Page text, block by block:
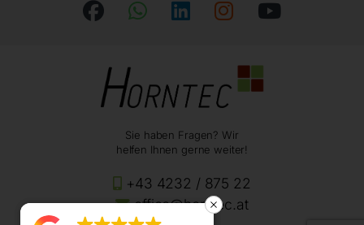
Sie haben Fragen? Wir
helfen Ihnen gerne weiter!
+43 4232 / 875 22
office@horntec.at